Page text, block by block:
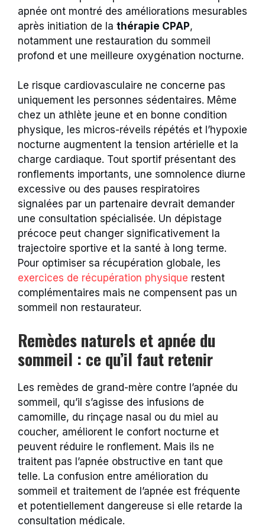
apnée ont montré des améliorations mesurables
après initiation de la thérapie CPAP,
notamment une restauration du sommeil
profond et une meilleure oxygénation nocturne.
Le risque cardiovasculaire ne concerne pas
uniquement les personnes sédentaires. Même
chez un athlète jeune et en bonne condition
physique, les micros-réveils répétés et l’hypoxie
nocturne augmentent la tension artérielle et la
charge cardiaque. Tout sportif présentant des
ronflements importants, une somnolence diurne
excessive ou des pauses respiratoires
signalées par un partenaire devrait demander
une consultation spécialisée. Un dépistage
précoce peut changer significativement la
trajectoire sportive et la santé à long terme.
Pour optimiser sa récupération globale, les
exercices de récupération physique restent
complémentaires mais ne compensent pas un
sommeil non restaurateur.
Remèdes naturels et apnée du
sommeil : ce qu’il faut retenir
Les remèdes de grand-mère contre l’apnée du
sommeil, qu’il s’agisse des infusions de
camomille, du rinçage nasal ou du miel au
coucher, améliorent le confort nocturne et
peuvent réduire le ronflement. Mais ils ne
traitent pas l’apnée obstructive en tant que
telle. La confusion entre amélioration du
sommeil et traitement de l’apnée est fréquente
et potentiellement dangereuse si elle retarde la
consultation médicale.